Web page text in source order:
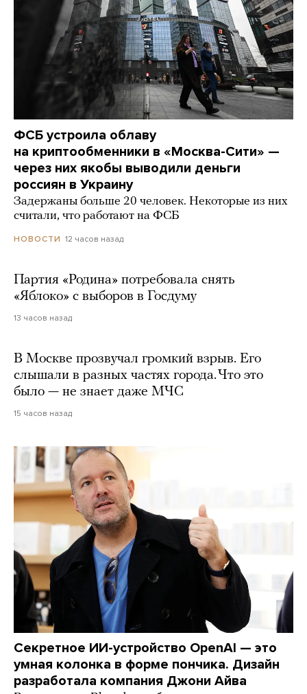
ФСБ устроила облаву
на криптообменники в «Москва-Сити» —
через них якобы выводили деньги
россиян в Украину
Задержаны больше 20 человек. Некоторые из них
считали, что работают на ФСБ
НОВОСТИ 12 часов назад
Партия «Родина» потребовала снять
«Яблоко» с выборов в Госдуму
13 часов назад
В Москве прозвучал громкий взрыв. Его
слышали в разных частях города. Что это
было — не знает даже МЧС
15 часов назад
Секретное ИИ-устройство OpenAI — это
умная колонка в форме пончика. Дизайн
разработала компания Джони Айва